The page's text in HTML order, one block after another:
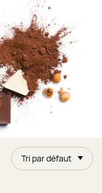
Tri par défaut